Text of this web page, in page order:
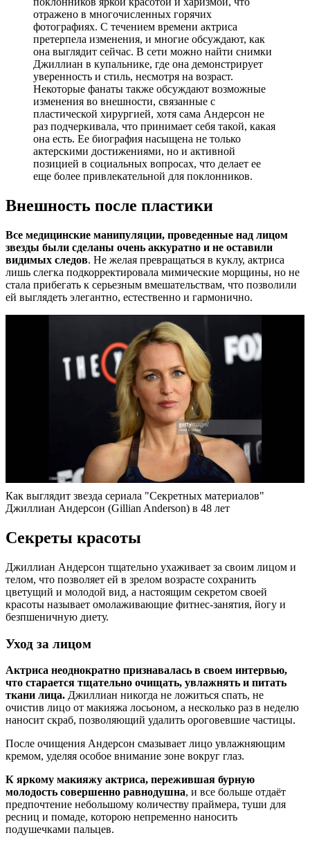
отражено в многочисленных горячих
фотографиях. С течением времени актриса
претерпела изменения, и многие обсуждают, как
она выглядит сейчас. В сети можно найти снимки
Джиллиан в купальнике, где она демонстрирует
уверенность и стиль, несмотря на возраст.
Некоторые фанаты также обсуждают возможные
изменения во внешности, связанные с
пластической хирургией, хотя сама Андерсон не
раз подчеркивала, что принимает себя такой, какая
она есть. Ее биография насыщена не только
актерскими достижениями, но и активной
позицией в социальных вопросах, что делает ее
еще более привлекательной для поклонников.
Внешность после пластики
Все медицинские манипуляции, проведенные над лицом
звезды были сделаны очень аккуратно и не оставили
видимых следов. Не желая превращаться в куклу, актриса
лишь слегка подкорректировала мимические морщины, но не
стала прибегать к серьезным вмешательствам, что позволили
ей выглядеть элегантно, естественно и гармонично.
Как выглядит звезда сериала "Секретных материалов"
Джиллиан Андерсон (Gillian Anderson) в 48 лет
Секреты красоты
Джиллиан Андерсон тщательно ухаживает за своим лицом и
телом, что позволяет ей в зрелом возрасте сохранить
цветущий и молодой вид, а настоящим секретом своей
красоты называет омолаживающие фитнес-занятия, йогу и
безпшеничную диету.
Уход за лицом
Актриса неоднократно признавалась в своем интервью,
что старается тщательно очищать, увлажнять и питать
ткани лица. Джиллиан никогда не ложиться спать, не
очистив лицо от макияжа лосьоном, а несколько раз в неделю
наносит скраб, позволяющий удалить ороговевшие частицы.
После очищения Андерсон смазывает лицо увлажняющим
кремом, уделяя особое внимание зоне вокруг глаз.
К яркому макияжу актриса, пережившая бурную
молодость совершенно равнодушна, и все больше отдаёт
предпочтение небольшому количеству праймера, туши для
ресниц и помаде, которою непременно наносить
подушечками пальцев.